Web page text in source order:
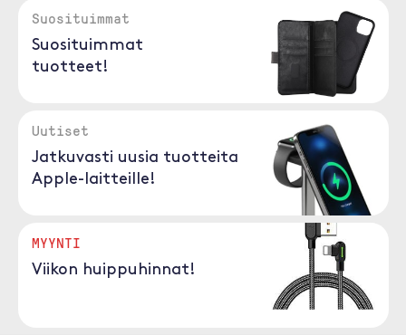
Suosituimmat
Suosituimmat
tuotteet!
Uutiset
Jatkuvasti uusia tuotteita
Apple-laitteille!
MYYNTI
Viikon huippuhinnat!